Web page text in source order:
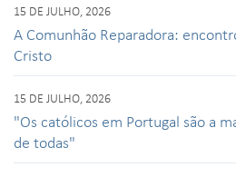
15 DE JULHO, 2026
A Comunhão Reparadora:
Cristo
15 DE JULHO, 2026
"Os católicos em Portugal são a
de todas"